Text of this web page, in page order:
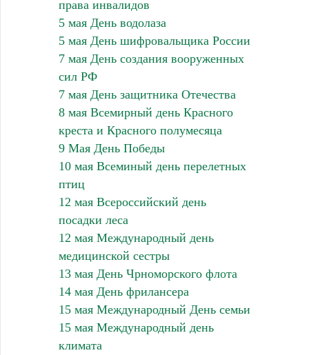
права инвалидов
5 мая День водолаза
5 мая День шифровальщика России
7 мая День создания вооруженных
сил РФ
7 мая День защитника Отечества
8 мая Всемирный день Красного
креста и Красного полумесяца
9 Мая День Победы
10 мая Всеминый день перелетных
птиц
12 мая Всероссийский день
посадки леса
12 мая Международный день
медицинской сестры
13 мая День Чрноморского флота
14 мая День фрилансера
15 мая Международный День семьи
15 мая Международный день
климата